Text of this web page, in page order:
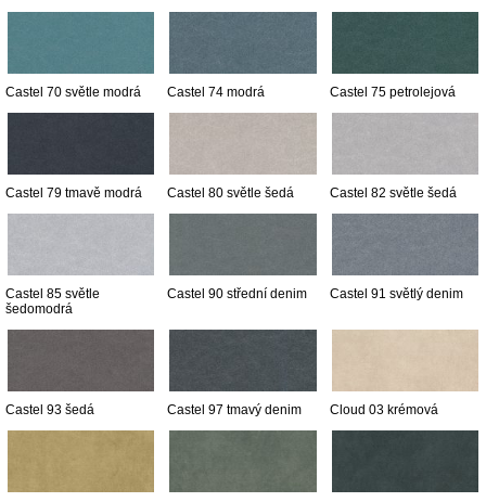
Castel 70 světle modrá Castel 74 modrá Castel 75 petrolejová
Castel 79 tmavě modrá Castel 80 světle šedá Castel 82 světle šedá
Castel 85 světle
šedomodrá
Castel 90 střední denim Castel 91 světlý denim
Castel 93 šedá Castel 97 tmavý denim Cloud 03 krémová